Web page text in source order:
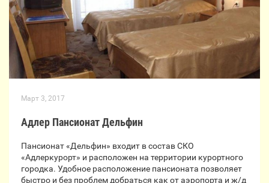
Март 3, 2017
Адлер Пансионат Дельфин
Пансионат «Дельфин» входит в состав СКО
«Адлеркурорт» и расположен на территории курортного
городка. Удобное расположение пансионата позволяет
быстро и без проблем добраться как от аэропорта и ж/д